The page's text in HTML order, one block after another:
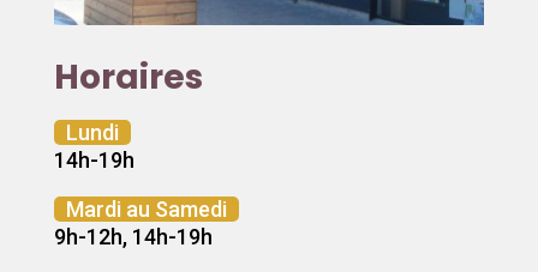
Horaires
Lundi
14h-19h
Mardi au Samedi
9h-12h, 14h-19h